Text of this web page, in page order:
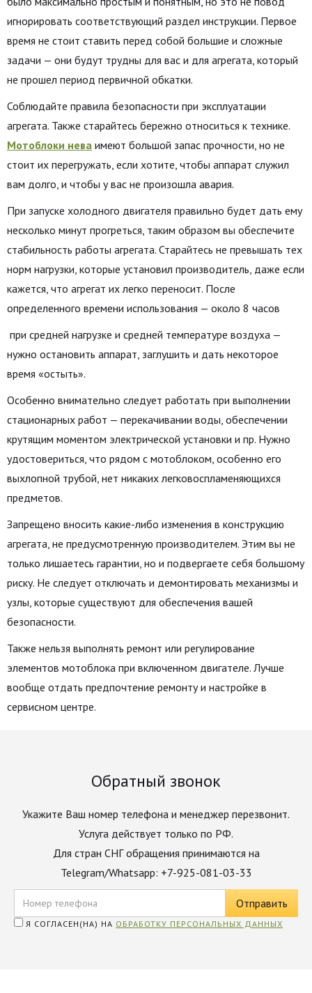
игнорировать соответствующий раздел инструкции. Первое
время не стоит ставить перед собой большие и сложные
задачи — они будут трудны для вас и для агрегата, который
не прошел период первичной обкатки.
Соблюдайте правила безопасности при эксплуатации
агрегата. Также старайтесь бережно относиться к технике.
Мотоблоки нева имеют большой запас прочности, но не
стоит их перегружать, если хотите, чтобы аппарат служил
вам долго, и чтобы у вас не произошла авария.
При запуске холодного двигателя правильно будет дать ему
несколько минут прогреться, таким образом вы обеспечите
стабильность работы агрегата. Старайтесь не превышать тех
норм нагрузки, которые установил производитель, даже если
кажется, что агрегат их легко переносит. После
определенного времени использования — около 8 часов
при средней нагрузке и средней температуре воздуха —
нужно остановить аппарат, заглушить и дать некоторое
время «остыть».
Особенно внимательно следует работать при выполнении
стационарных работ — перекачивании воды, обеспечении
крутящим моментом электрической установки и пр. Нужно
удостовериться, что рядом с мотоблоком, особенно его
выхлопной трубой, нет никаких легковоспламеняющихся
предметов.
Запрещено вносить какие-либо изменения в конструкцию
агрегата, не предусмотренную производителем. Этим вы не
только лишаетесь гарантии, но и подвергаете себя большому
риску. Не следует отключать и демонтировать механизмы и
узлы, которые существуют для обеспечения вашей
безопасности.
Также нельзя выполнять ремонт или регулирование
элементов мотоблока при включенном двигателе. Лучше
вообще отдать предпочтение ремонту и настройке в
сервисном центре.
Обратный звонок
Укажите Ваш номер телефона и менеджер перезвонит.
Услуга действует только по РФ.
Для стран СНГ обращения принимаются на
Telegram/Whatsapp: +7-925-081-03-33
Я СОГЛАСЕН(НА) НА ОБРАБОТКУ ПЕРСОНАЛЬНЫХ ДАННЫХ